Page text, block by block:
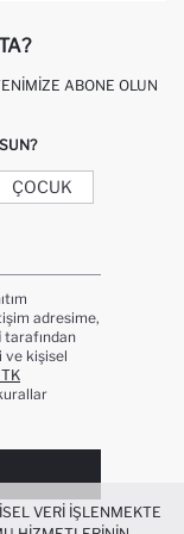
ABONE OLUN
ÇOCUK
adresime,
tarafından
kişisel
VERI IŞLENMEKTE